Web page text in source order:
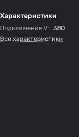
Характеристики
Подключение V : 380
Все характеристики